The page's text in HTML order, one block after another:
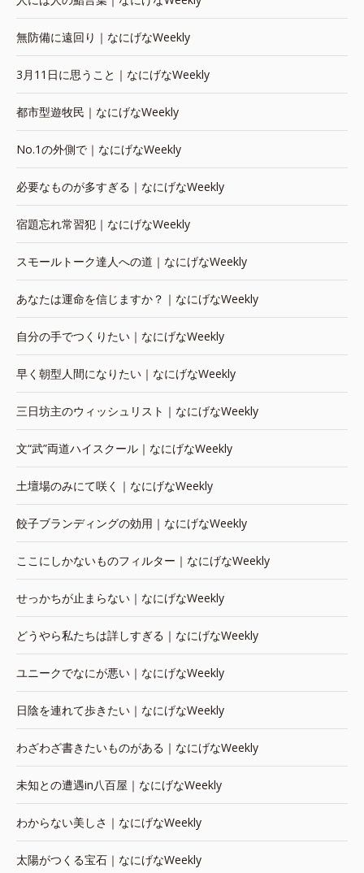
無防備に遠回り｜なにげなWeekly
3月11日に思うこと｜なにげなWeekly
都市型遊牧民｜なにげなWeekly
No.1の外側で｜なにげなWeekly
必要なものが多すぎる｜なにげなWeekly
宿題忘れ常習犯｜なにげなWeekly
スモールトーク達人への道｜なにげなWeekly
あなたは運命を信じますか？｜なにげなWeekly
自分の手でつくりたい｜なにげなWeekly
早く朝型人間になりたい｜なにげなWeekly
三日坊主のウィッシュリスト｜なにげなWeekly
文“武”両道ハイスクール｜なにげなWeekly
土壇場のみにて咲く｜なにげなWeekly
餃子ブランディングの効用｜なにげなWeekly
ここにしかないものフィルター｜なにげなWeekly
せっかちが止まらない｜なにげなWeekly
どうやら私たちは詳しすぎる｜なにげなWeekly
ユニークでなにが悪い｜なにげなWeekly
日陰を連れて歩きたい｜なにげなWeekly
わざわざ書きたいものがある｜なにげなWeekly
未知との遭遇in八百屋｜なにげなWeekly
わからない美しさ｜なにげなWeekly
太陽がつくる宝石｜なにげなWeekly